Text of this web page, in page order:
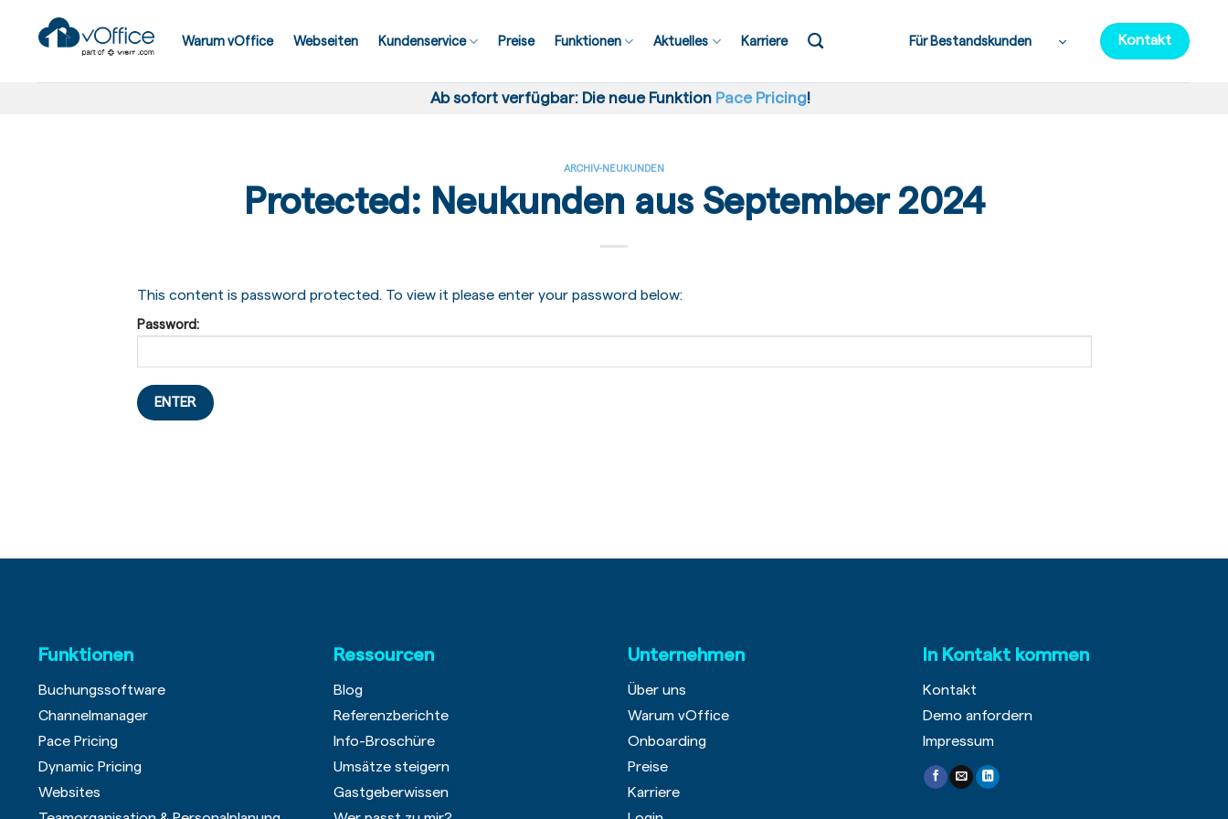
Warum vOffice Webseiten Kundenservice Preise Funktionen Aktuelles Karriere Für Bestandskunden Kontakt
Ab sofort verfügbar: Die neue Funktion Pace Pricing!
ARCHIV-NEUKUNDEN
Protected: Neukunden aus September 2024
This content is password protected. To view it please enter your password below:
Password:
Funktionen
Buchungssoftware
Channelmanager
Pace Pricing
Dynamic Pricing
Websites
Ressourcen
Blog
Referenzberichte
Info-Broschüre
Umsätze steigern
Gastgeberwissen
Unternehmen
Über uns
Warum vOffice
Onboarding
Preise
Karriere
In Kontakt kommen
Kontakt
Demo anfordern
Impressum